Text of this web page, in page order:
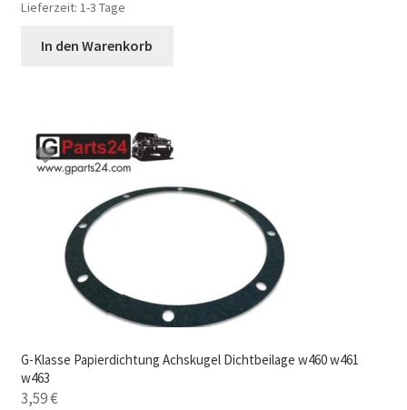
Lieferzeit: 1-3 Tage
In den Warenkorb
G-Klasse Papierdichtung Achskugel Dichtbeilage w460 w461
w463
3,59€